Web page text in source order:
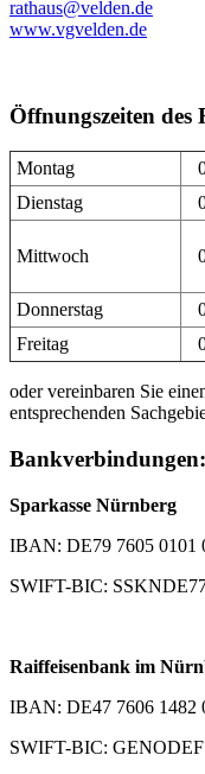
rathaus@velden.de
www.vgvelden.de
Öffnungszeiten des
Montag
Dienstag
Mittwoch
Donnerstag
Freitag
oder vereinbaren Sie
entsprechenden
Bankverbindungen:
Sparkasse Nürnberg
IBAN: DE79 7605 0101
SWIFT-BIC:
Raiffeisenbank im
IBAN: DE47 7606 1482
SWIFT-BIC: